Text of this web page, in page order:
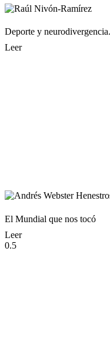
Deporte y
Leer
El Mundial que nos tocó
Leer